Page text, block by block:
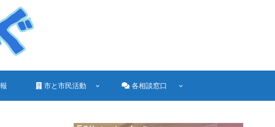
市と市民活動 各相談窓口